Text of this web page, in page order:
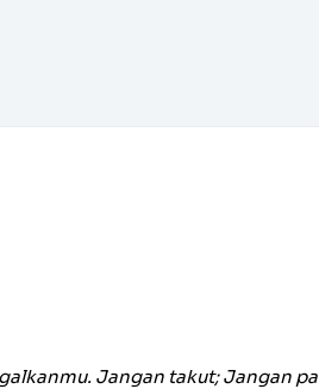
Jangan takut; Jangan